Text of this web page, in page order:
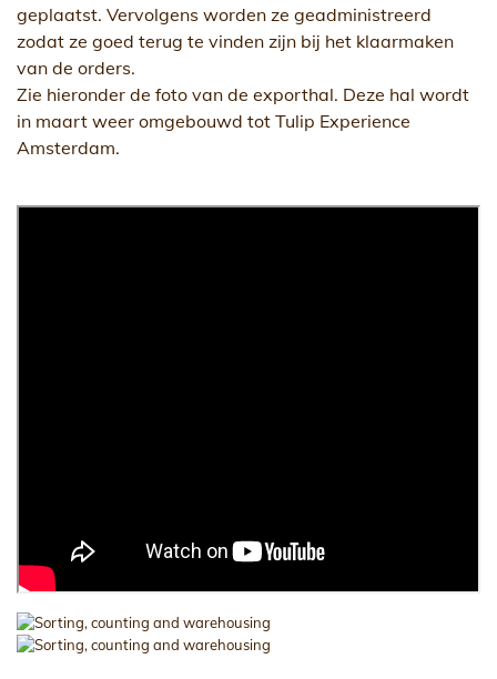
geplaatst. Vervolgens worden ze geadministreerd
zodat ze goed terug te vinden zijn bij het klaarmaken
van de orders.
Zie hieronder de foto van de exporthal. Deze hal wordt
in maart weer omgebouwd tot Tulip Experience
Amsterdam.